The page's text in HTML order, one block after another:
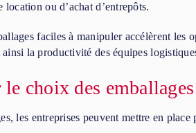
location ou d’achat d’entrepôts.
faciles à manipuler accélèrent les
la productivité des équipes
choix des emballages
les entreprises peuvent mettre en place